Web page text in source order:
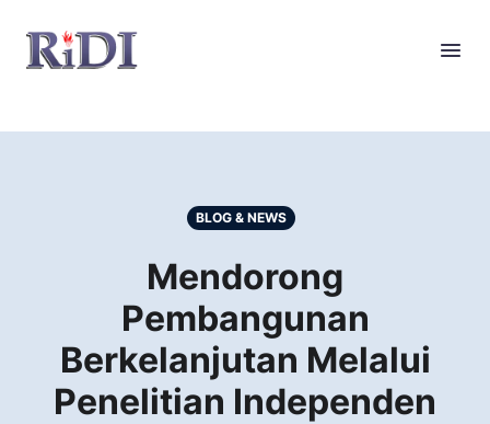
BLOG & NEWS
Mendorong
Pembangunan
Berkelanjutan Melalui
Penelitian Independen